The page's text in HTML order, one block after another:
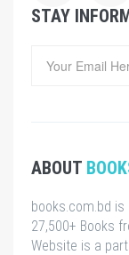
STAY
ABOUT
books.com.bd
27,500+ Books
Website is a